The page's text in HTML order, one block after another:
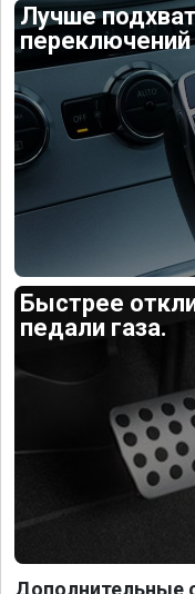
Лучше
Быстрее
педали газа.
Дополнительные